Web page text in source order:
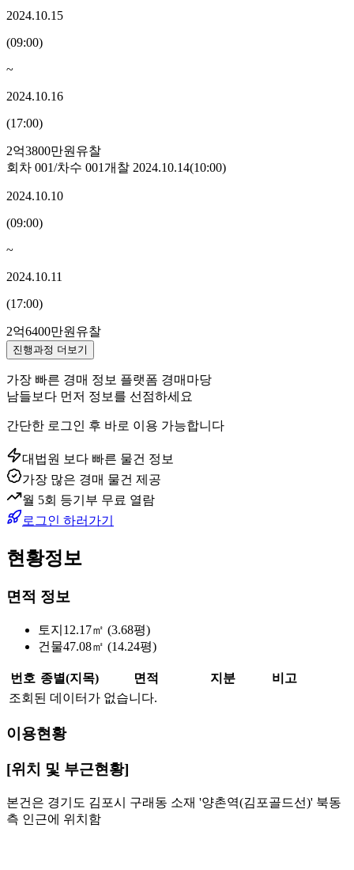
2024.10.15
(09:00)
~
2024.10.16
(17:00)
2억3800만원 유찰
회차 001/차수 001개찰 2024.10.14(10:00)
2024.10.10
(09:00)
~
2024.10.11
(17:00)
2억6400만원 유찰
진행과정 더보기
가장 빠른 경매 정보 플랫폼 경매마당
남들보다 먼저 정보를 선점하세요
간단한 로그인 후 바로 이용 가능합니다
대법원 보다 빠른 물건 정보
가장 많은 경매 물건 제공
월 5회 등기부 무료 열람
로그인 하러가기
현황정보
면적 정보
토지 12.17㎡ (3.68평)
건물47.08㎡ (14.24평)
번호 종별(지목) 면적 지분
비고
조회된 데이터가 없습니다.
이용현황
[위치 및 부근현황]
본건은 경기도 김포시 구래동 소재 '양촌역(김포골드선)' 북동
측 인근에 위치함